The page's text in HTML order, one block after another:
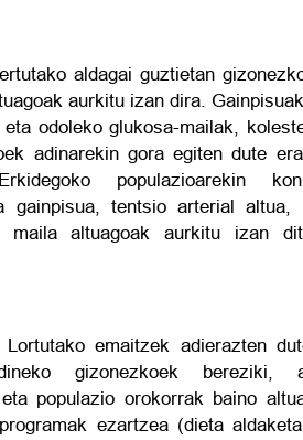
aldagai guztietan
aurkitu izan dira.
odoleko glukosa-mailak,
adinarekin gora egiten dute
populazioarekin
gainpisua, tentsio arterial altua,
maila altuagoak aurkitu izan
Lortutako emaitzek adierazten
gizonezkoek bereziki,
populazio orokorrak baino
ezartzea (dieta